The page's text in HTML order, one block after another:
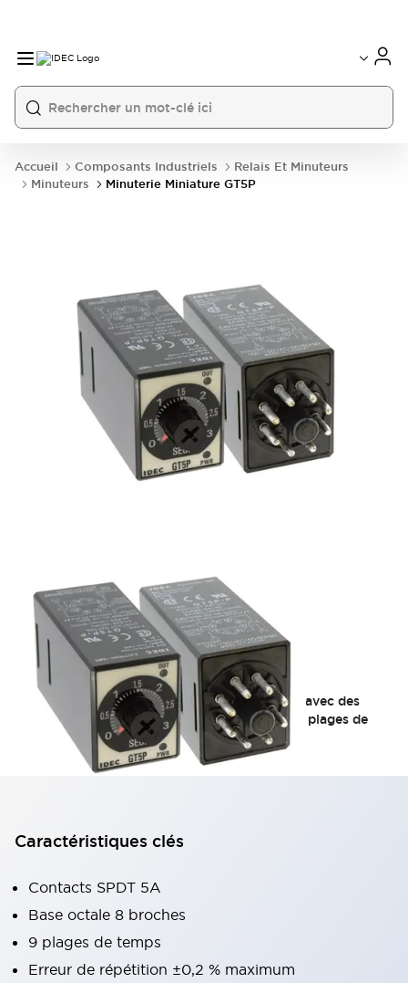
Accueil Composants Industriels
Relais Et Minuteurs
Minuteurs
Minuterie Miniature GT5P
Minuterie miniature GT5P
Temporisateur On-Delay à une seule fonction avec des
contacts SPDT 5A. Type octal enfichable avec plages de
temps fixes de 1 seconde à 10 minutes.
Caractéristiques clés
Contacts SPDT 5A
Base octale 8 broches
9 plages de temps
Erreur de répétition ±0,2 % maximum